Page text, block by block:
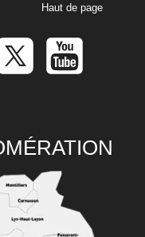
Haut de page